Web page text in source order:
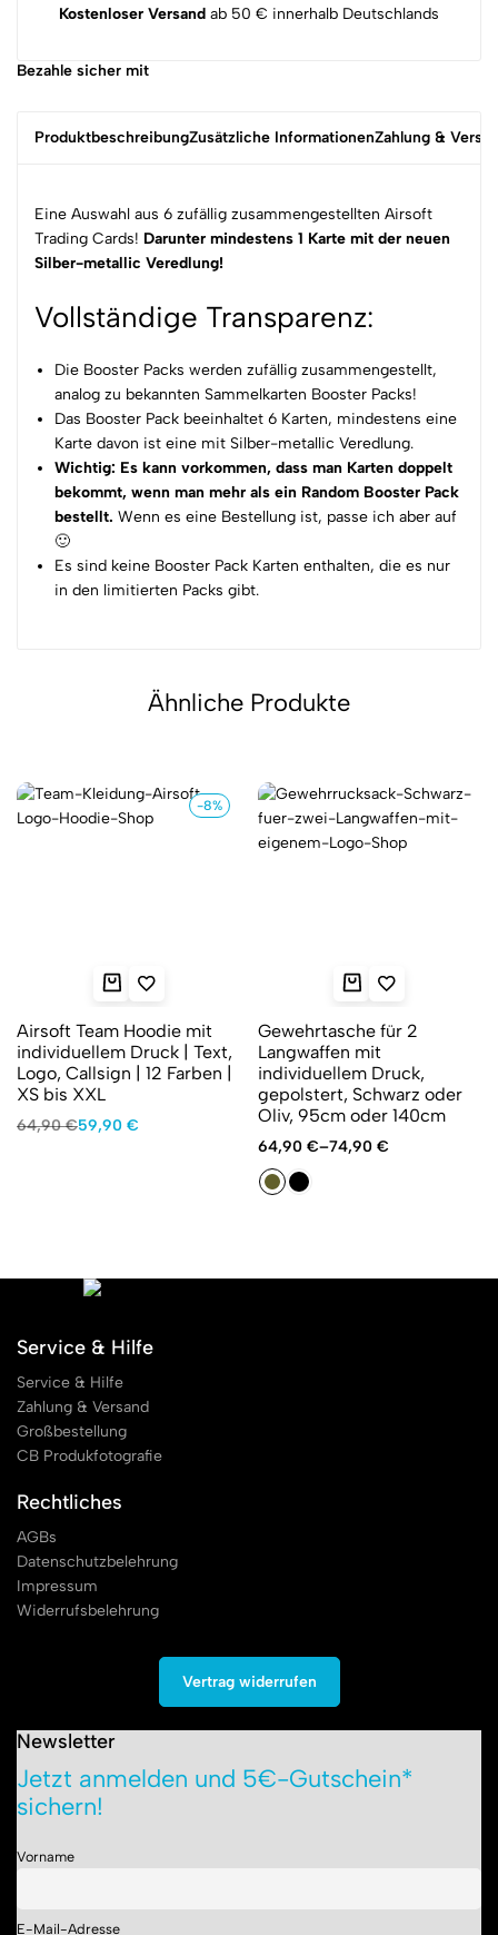
Kostenloser Versand ab 50 € innerhalb Deutschlands
Bezahle sicher mit
ProduktbeschreibungZusätzliche InformationenZahlung &
Eine Auswahl aus 6 zufällig zusammengestellten Airsoft
Trading Cards! Darunter mindestens 1 Karte mit der neuen
Silber-metallic Veredlung!
Vollständige Transparenz:
Die Booster Packs werden zufällig zusammengestellt,
analog zu bekannten Sammelkarten Booster Packs!
Das Booster Pack beeinhaltet 6 Karten, mindestens eine
Karte davon ist eine mit Silber-metallic Veredlung.
Wichtig: Es kann vorkommen,dass man Karten doppelt
bekommt, wenn man mehr als ein Random Booster Pack
bestellt. Wenn es eine Bestellung ist, passe ich aber auf
🙂
Es sind keine Booster Pack Karten enthalten, die es nur
in den limitierten Packs gibt.
Ähnliche Produkte
-8%
Airsoft Team Hoodie mit
individuellem Druck | Text,
Logo, Callsign | 12 Farben |
XS bis XXL
64,90€
Ursprünglicher
59,90 €
Aktueller
Gewehrtasche für 2
Langwaffen mit
individuellem Druck,
gepolstert, Schwarz oder
Oliv, 95cm oder 140cm
64,90 €–74,90 €
Service & Hilfe
Service & Hilfe
Zahlung & Versand
Großbestellung
CB Produkfotografie
Rechtliches
AGBs
Datenschutzbelehrung
Impressum
Widerrufsbelehrung
Vertrag widerrufen
Newsletter
Jetzt anmelden und 5€-Gutschein*
sichern!
Vorname
E-Mail-Adresse